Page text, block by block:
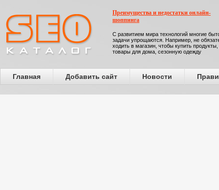
Преимущества и недостатки онлайн-
шоппинга
С развитием мира технологий многие
задачи упрощаются. Например, не
ходить в магазин, чтобы купить продукты,
товары для дома, сезонную одежду
Главная Добавить сайт Новости